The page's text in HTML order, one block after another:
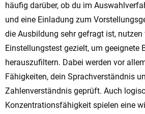
häufig darüber, ob du im
und eine Einladung zum
die Ausbildung sehr gefragt ist, nutzen
Einstellungstest gezielt, um geeignete
herauszufiltern. Dabei werden vor
Fähigkeiten, dein Sprachverständnis
Zahlenverständnis geprüft. Auch
Konzentrationsfähigkeit spielen eine